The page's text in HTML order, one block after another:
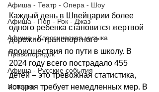
Афиша - Театр - Опера - Шоу
Афиша - Поп - Рок - Джаз
Афиша - Классическая музыка
Правопорядок
Афиша - Русские события
История
Каждый день в Швейцарии более
одного ребенка становится жертвой
дорожно-транспортного
происшествия по пути в школу. В
2024 году всего пострадало 455
детей – это тревожная статистика,
которая требует немедленных мер. В